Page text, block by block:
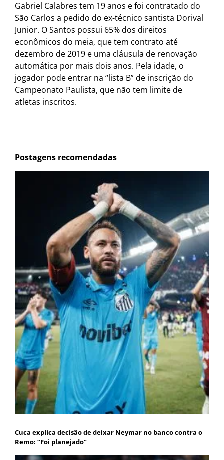
Gabriel Calabres tem 19 anos e foi contratado do
São Carlos a pedido do ex-técnico santista Dorival
Junior. O Santos possui 65% dos direitos
econômicos do meia, que tem contrato até
dezembro de 2019 e uma cláusula de renovação
automática por mais dois anos. Pela idade, o
jogador pode entrar na “lista B” de inscrição do
Campeonato Paulista, que não tem limite de
atletas inscritos.
Postagens recomendadas
Cuca explica decisão de deixar Neymar no banco contra o
Remo: “Foi planejado”